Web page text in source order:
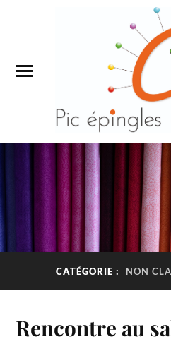
CATÉGORIE : NON
Rencontre au